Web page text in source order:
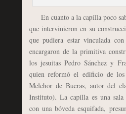
En cuanto a la capilla poco
que intervinieron en su
que pudiera estar vinculada
encargaron de la primitiva
los jesuitas Pedro Sánchez y
quien reformó el edificio de
Melchor de Bueras, autor del
Instituto). La capilla es una sala
con una bóveda esquifada,